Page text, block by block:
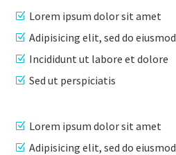
Lorem ipsum dolor sit amet
Adipisicing elit, sed do eiusmod
Incididunt ut labore et dolore
Sed ut perspiciatis
Lorem ipsum dolor sit amet
Adipisicing elit, sed do eiusmod